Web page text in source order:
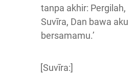
tanpa akhir: Pergilah,
Suvīra, Dan bawa aku
bersamamu.’
[Suvīra:]